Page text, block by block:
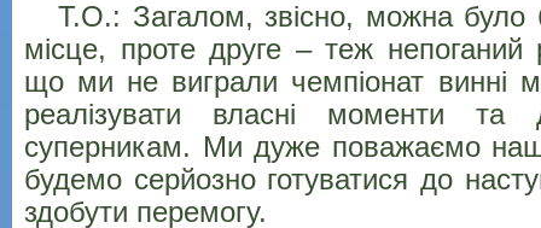
Т.О.: Загалом, звісно, можна було
місце, проте друге – теж непоганий
що ми не виграли чемпіонат винні
реалізувати власні моменти та
суперникам. Ми дуже поважаємо
будемо серйозно готуватися до
здобути перемогу.